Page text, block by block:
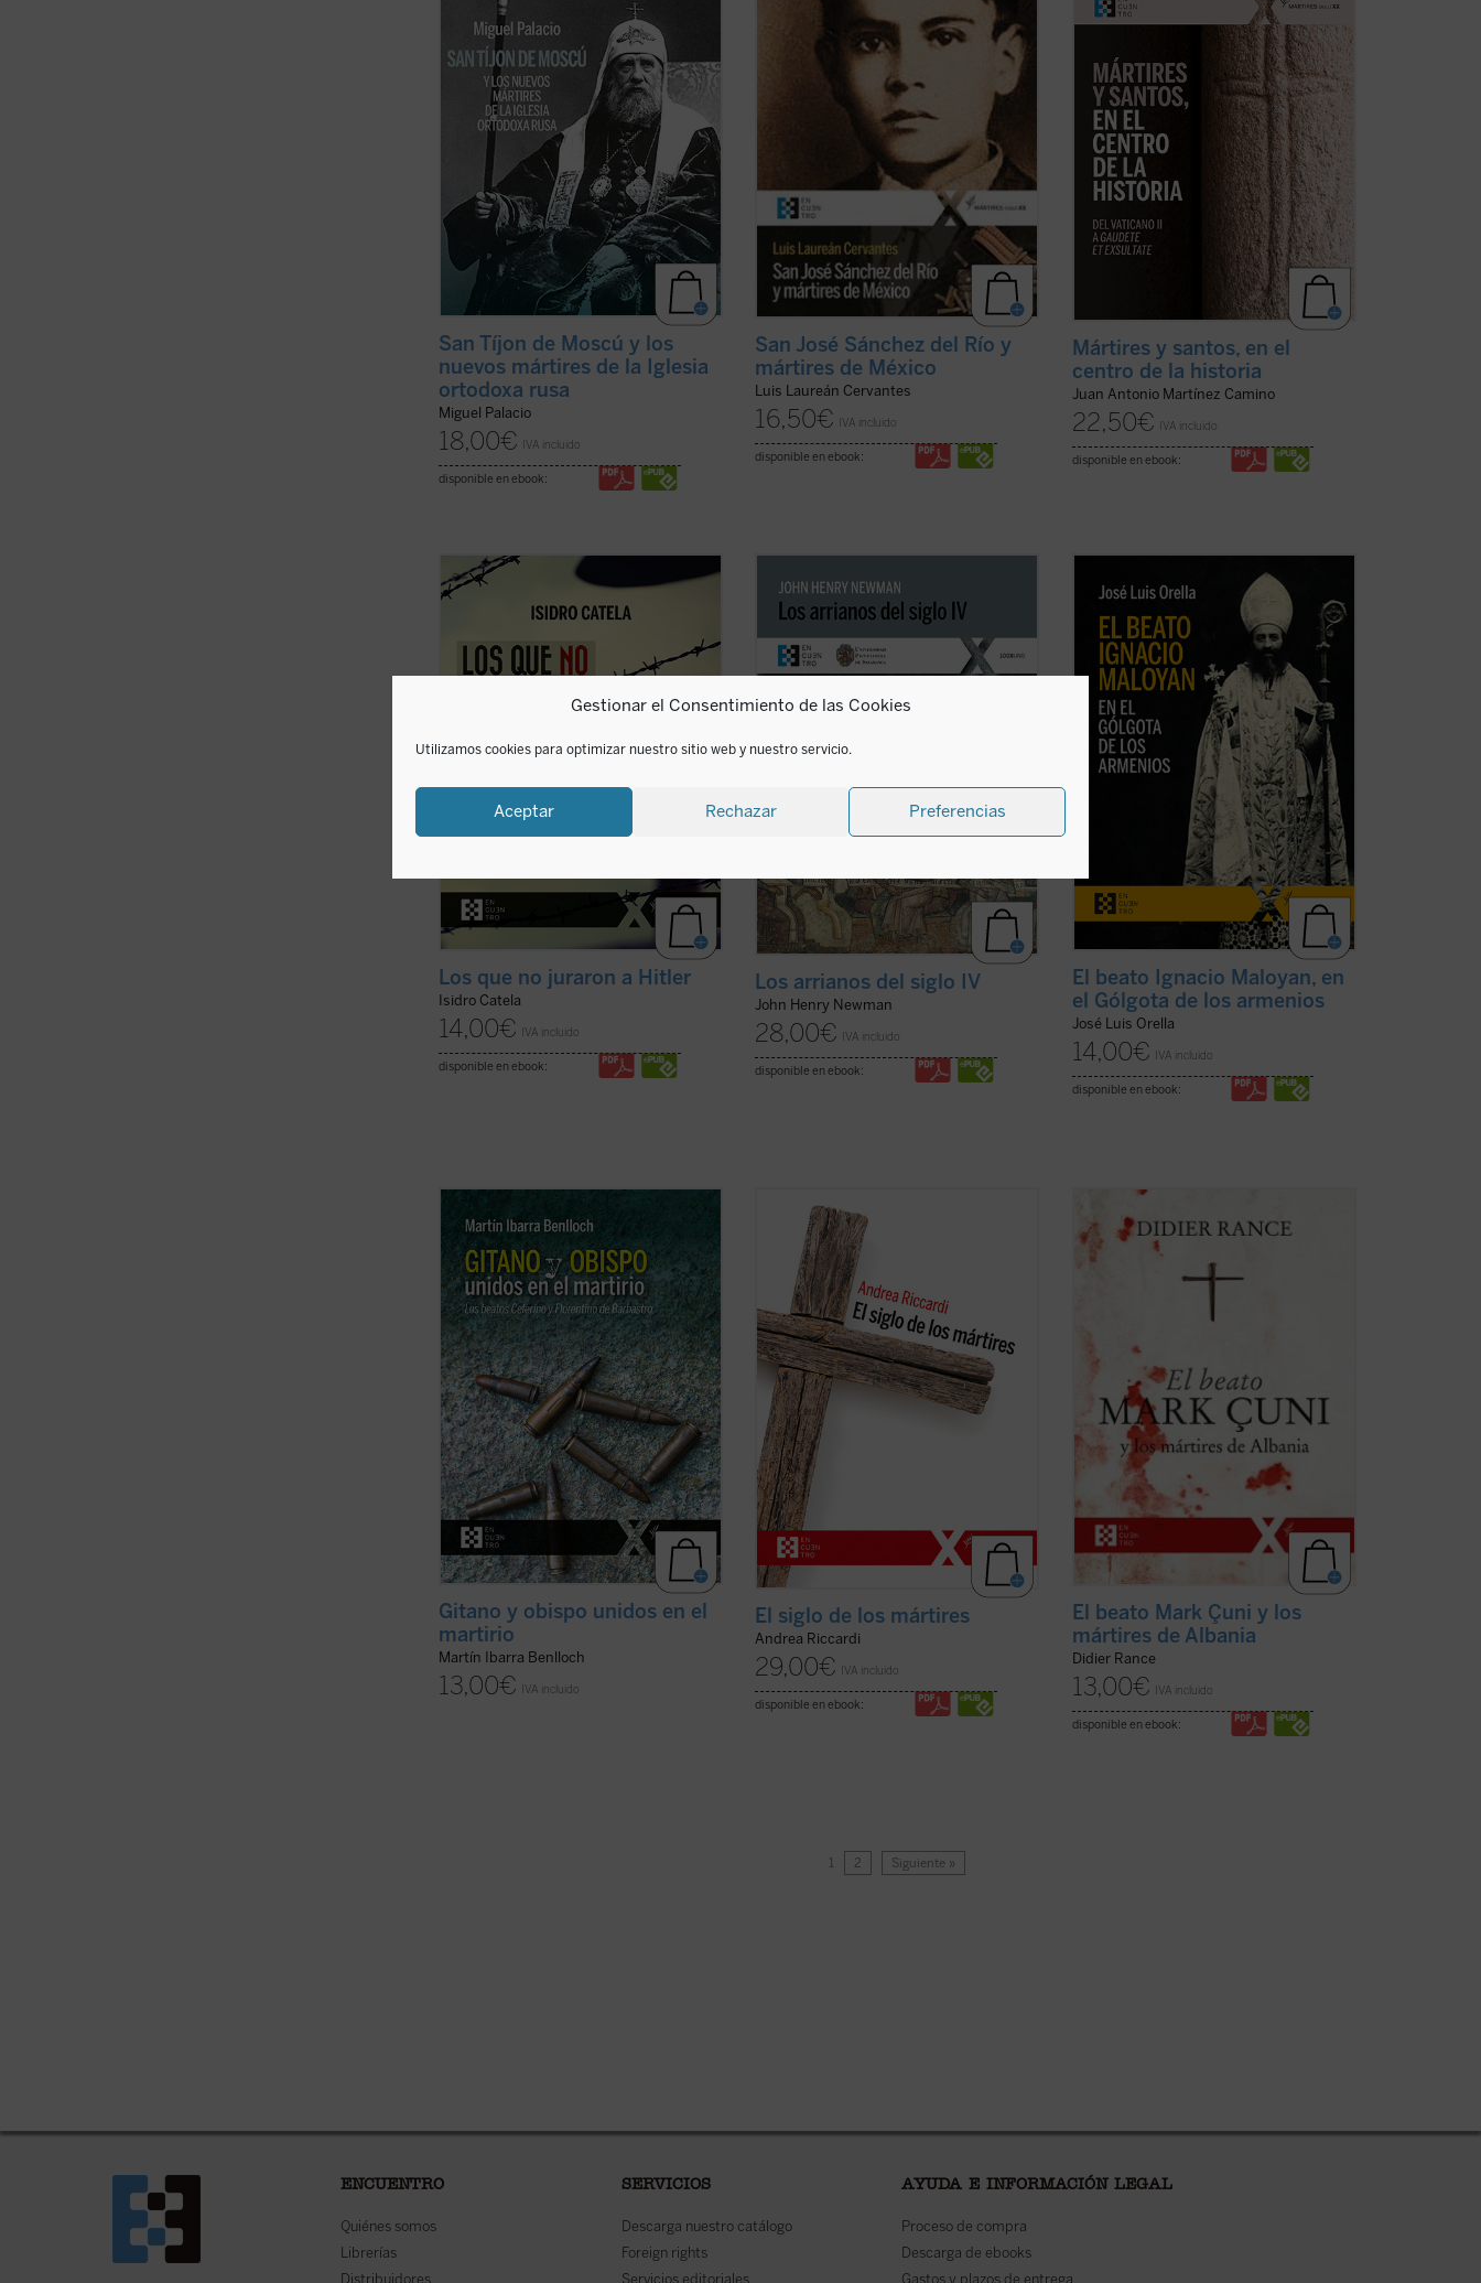
Gestionar el Consentimiento de las Cookies
Utilizamos cookies para optimizar nuestro sitio web y nuestro servicio.
Aceptar Rechazar Preferencias
en 1925, a los sesenta años, casi seguro
envenenado. En 1989 fue declarado
santo, el primero de los nuevos mártires
...(ver ficha)
San Tíjon de Moscú y los
nuevos mártires de la Iglesia
ortodoxa rusa
Miguel Palacio
18,00€ IVA incluido
disponible en ebook:
joven mártir, no sólo responde a estas
preguntas con documentos, sino que
San José Sánchez del Río y
mártires de México
Luis Laureán Cervantes
16,50€ IVA incluido
disponible en ebook:
papas, obispos y concilios. Es una historia
aún por hacer, pero exigida por la
enseñanza del Vaticano II y deGaudete
et ...(ver ficha)
Mártires y santos, en el
centro de la historia
Juan Antonio Martínez Camino
22,50€ IVA incluido
disponible en ebook:
El joven campesino austriaco, beato
Francisco Jägerstätter, fue uno de los
de católico, no quiso jurar fidelidad a
Hitler. Aquí se narra su vida y su martirio,
Los que no juraron a Hitler
Isidro Catela
14,00€ IVA incluido
disponible en ebook:
EnLos arrianos del siglo IV
aborda la génesis, el desarrollo y
consecuencias de la herejía arriana, la
primera gran crisis de la Iglesia después
de la época de las persecuciones.
...(ver ficha)
Los arrianos del siglo IV
John Henry Newman
28,00€ IVA incluido
disponible en ebook:
El beato Ignacio Maloyan, arzobispo de
Mardin (Turquía), martirizado en 1915, es
uno de los seis obispos armenios
católicos que fueron víctimas del
genocidio armenio en las primeras
décadas del siglo XX. Este libro descubre
aquella hermosa y ...(ver ficha)
El beato Ignacio Maloyan, en
el Gólgota de los armenios
José Luis Orella
14,00€ IVA incluido
disponible en ebook:
El martirio de un tratante gitano y un
Barbastro pone de relieve cómo la
persecución no distinguió personas. La
perseguida era la fe. La vida, pasión y
muerte de estos mártires narrada en
este libro son un ...(ver ficha)
Gitano y obispo unidos en el
martirio
Martín Ibarra Benlloch
13,00€ IVA incluido
El siglo XX produjo las declaraciones de
los derechos humanos, pero también
centenares de millones de víctimas
masacradas en genocidios, guerras
civiles y mundiales, deportaciones,
aniquilaciones de etnias, clases y grupos
religiosos o ...(ver ficha)
El siglo de los mártires
Andrea Riccardi
29,00€ IVA incluido
disponible en ebook:
En la Albania comunista tuvo lugar la
mayor persecución de la Iglesia católica
en el siglo XX. «Nunca antes había
conocido la historia algo como lo
experiencia de muerte y resurrección --
El beato Mark Çuni y los
mártires de Albania
Didier Rance
13,00€ IVA incluido
disponible en ebook:
1 2 Siguiente »
ENCUENTRO
Quiénes somos
Librerías
Distribuidores
SERVICIOS
Descarga nuestro catálogo
Foreign rights
Servicios editoriales
AYUDA E INFORMACIÓN LEGAL
Proceso de compra
Descarga de ebooks
Gastos y plazos de entrega